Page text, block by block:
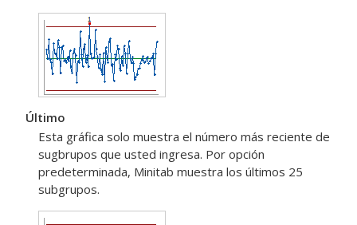
Último
Esta gráfica solo muestra el número más reciente de
sugbrupos que usted ingresa. Por opción
predeterminada, Minitab muestra los últimos 25
subgrupos.